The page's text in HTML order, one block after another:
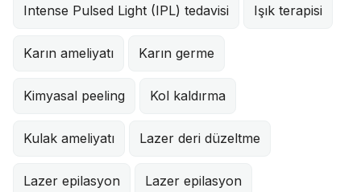
Intense Pulsed Light (IPL) tedavisi Işık terapisi
Karın ameliyatı Karın germe
Kimyasal peeling Kol kaldırma
Kulak ameliyatı Lazer deri düzeltme
Lazer epilasyon Lazer epilasyon